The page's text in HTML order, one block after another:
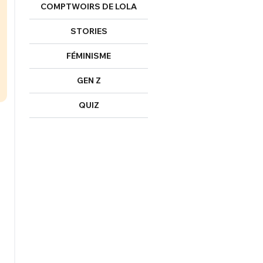
COMPTWOIRS DE LOLA
STORIES
FÉMINISME
GEN Z
QUIZ